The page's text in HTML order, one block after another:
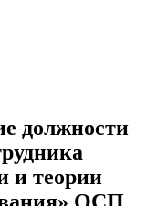
должности
и теории
ОСП